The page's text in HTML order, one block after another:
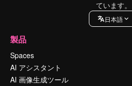
ています。
日本語
製品
Spaces
AI アシスタント
AI 画像生成ツール